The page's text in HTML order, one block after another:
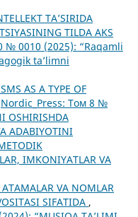
TA’SIRIDA
TILDA AKS
№ 0010 (2025): “Raqamli
ta’limni
AS A TYPE OF
Nordic_Press: Том 8 №
OSHIRISHDA
ADABIYOTINI
IMKONIYATLAR VA
VA NOMLAR
SIFATIDA ,